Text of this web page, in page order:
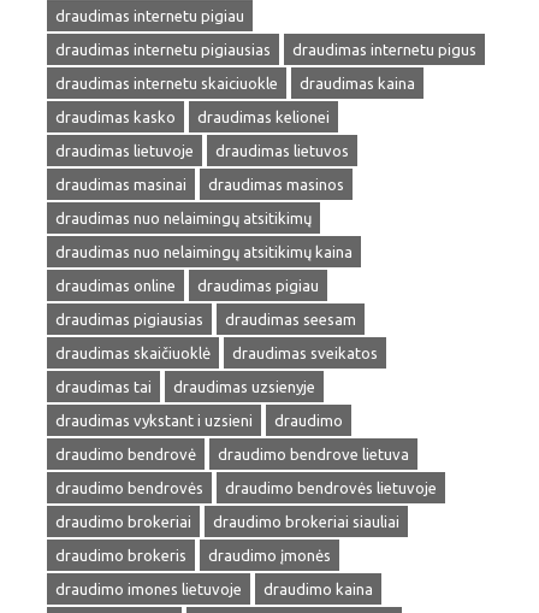
draudimas internetu pigiau
draudimas internetu pigiausias
draudimas internetu pigus
draudimas internetu skaiciuokle
draudimas kaina
draudimas kasko
draudimas kelionei
draudimas lietuvoje
draudimas lietuvos
draudimas masinai
draudimas masinos
draudimas nuo nelaimingų atsitikimų
draudimas nuo nelaimingų atsitikimų kaina
draudimas online
draudimas pigiau
draudimas pigiausias
draudimas seesam
draudimas skaičiuoklė
draudimas sveikatos
draudimas tai
draudimas uzsienyje
draudimas vykstant i uzsieni
draudimo
draudimo bendrovė
draudimo bendrove lietuva
draudimo bendrovės
draudimo bendrovės lietuvoje
draudimo brokeriai
draudimo brokeriai siauliai
draudimo brokeris
draudimo įmonės
draudimo imones lietuvoje
draudimo kaina